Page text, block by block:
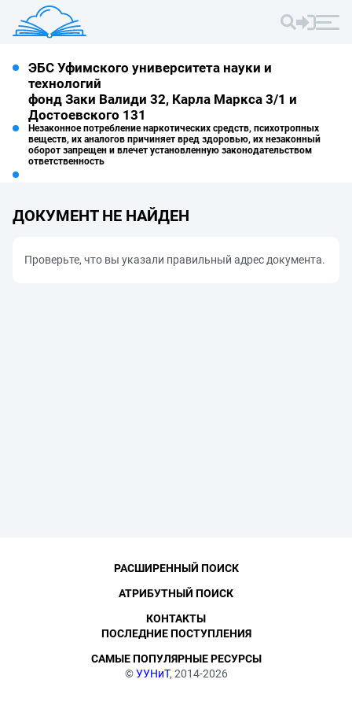
ЭБС Уфимского университета науки и
технологий
фонд Заки Валиди 32, Карла Маркса 3/1 и
Достоевского 131
Незаконное потребление наркотических средств, психотропных
веществ, их аналогов причиняет вред здоровью, их незаконный
оборот запрещен и влечет установленную законодательством
ответственность
ДОКУМЕНТ НЕ НАЙДЕН
Проверьте, что вы указали правильный адрес документа.
©УУНиТ, 2014-2026
РАСШИРЕННЫЙ ПОИСК
АТРИБУТНЫЙ ПОИСК
КОНТАКТЫ
ПОСЛЕДНИЕ ПОСТУПЛЕНИЯ
САМЫЕ ПОПУЛЯРНЫЕ РЕСУРСЫ